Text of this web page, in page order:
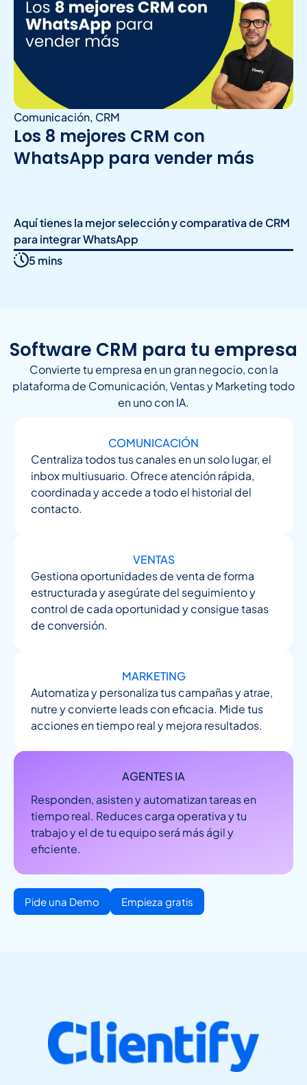
Comunicación, CRM
Los 8 mejores CRM con
WhatsApp para vender más
Aquí tienes la mejor selección y comparativa de CRM
para integrar WhatsApp
5 mins
Software CRM para tu empresa
Convierte tu empresa en un gran negocio, con la
plataforma de Comunicación, Ventas y Marketing todo
en uno con IA.
COMUNICACIÓN
Centraliza todos tus canales en un solo lugar, el
inbox multiusuario. Ofrece atención rápida,
coordinada y accede a todo el historial del
contacto.
VENTAS
Gestiona oportunidades de venta de forma
estructurada y asegúrate del seguimiento y
control de cada oportunidad y consigue tasas
de conversión.
MARKETING
Automatiza y personaliza tus campañas y atrae,
nutre y convierte leads con eficacia. Mide tus
acciones en tiempo real y mejora resultados.
AGENTES IA
Responden, asisten y automatizan tareas en
tiempo real. Reduces carga operativa y tu
trabajo y el de tu equipo será más ágil y
eficiente.
Pide una Demo Empieza gratis